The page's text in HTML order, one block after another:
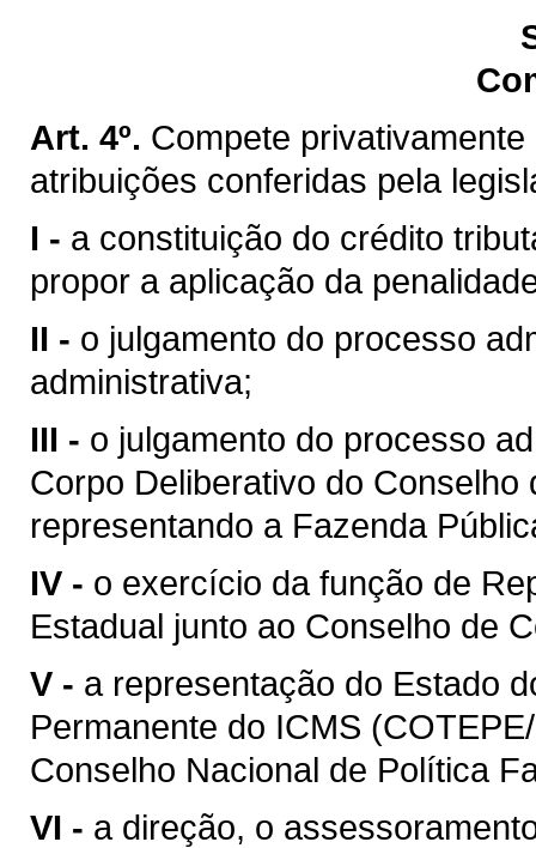
Art. 4º. Compete
atribuições conferidas pela
I - a constituição do crédito
propor a aplicação da
II - o julgamento do processo
administrativa;
III - o julgamento do processo
Corpo Deliberativo do
representando a Fazenda
IV - o exercício da função de
Estadual junto ao Conselho de
V - a representação do Estado
Permanente do ICMS
Conselho Nacional de Política
VI - a direção, o